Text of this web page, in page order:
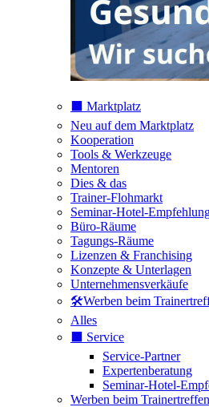
⬛️ Marktplatz
Neu auf dem Marktplatz
Kooperation
Tools & Werkzeuge
Mentoren
Dies & das
Trainer-Flohmarkt
Seminar-Hotel-
Büro-Räume
Tagungs-Räume
Lizenzen & Franchising
Konzepte & Unterlagen
Unternehmensverkäufe
🛠️Werben beim
Alles
⬛️ Service
Service-Partner
Expertenberatung
Seminar-Hotel-
Werben beim Trainertreffen